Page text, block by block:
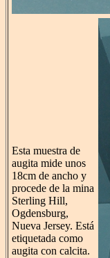
Esta muestra de
augita mide unos
18cm de ancho y
procede de la mina
Sterling Hill,
Ogdensburg,
Nueva Jersey. Está
etiquetada como
augita con calcita.